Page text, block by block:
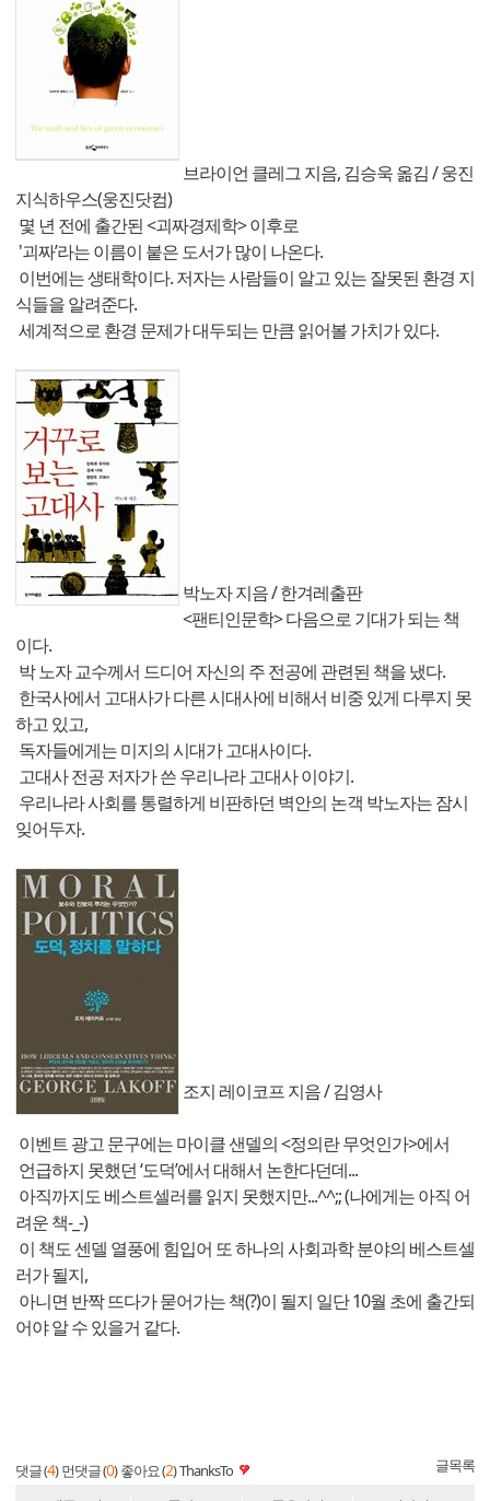
브라이언 클레그 지음, 김승욱 옮김 / 웅진
지식하우스(웅진닷컴)
몇 년 전에 출간된 <괴짜경제학> 이후로
'괴짜’라는 이름이 붙은 도서가 많이 나온다.
이번에는 생태학이다. 저자는 사람들이 알고 있는 잘못된 환경 지
식들을 알려준다.
세계적으로 환경 문제가 대두되는 만큼 읽어볼 가치가 있다.
박노자 지음 / 한겨레출판
<팬티인문학> 다음으로 기대가 되는 책
이다.
박 노자 교수께서 드디어 자신의 주 전공에 관련된 책을 냈다.
한국사에서 고대사가 다른 시대사에 비해서 비중 있게 다루지 못
하고 있고,
독자들에게는 미지의 시대가 고대사이다.
고대사 전공 저자가 쓴 우리나라 고대사 이야기.
우리나라 사회를 통렬하게 비판하던 벽안의 논객 박노자는 잠시
잊어두자.
조지 레이코프 지음 / 김영사
이벤트 광고 문구에는 마이클 샌델의 <정의란 무엇인가>에서
언급하지 못했던 ‘도덕’에서 대해서 논한다던데...
아직까지도 베스트셀러를 읽지 못했지만...^^;; (나에게는 아직 어
려운 책-_-)
이 책도 센델 열풍에 힘입어 또 하나의 사회과학 분야의 베스트셀
러가 될지,
아니면 반짝 뜨다가 묻어가는 책(?)이 될지 일단 10월 초에 출간되
어야 알 수 있을거 같다.
댓글 (4) 먼댓글 (0) 좋아요 (2)ThanksTo 글목록